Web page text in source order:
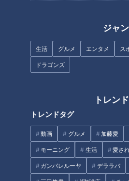
ジャ
生活 グルメ エンタメ ス
ドラゴンズ
トレン
トレンドタグ
動画 グルメ 加藤愛
モーニング 生活 愛さ
ガンバレルーヤ デララバ
一日遊べる「HASUパーク」が
愛知・愛西市にオープン！「え
びせんべいの里」が運営する産
名
フランス人は菓子店「シャトレ
ーゼ」の店名に顔を赤らめる？
価格
950
の激